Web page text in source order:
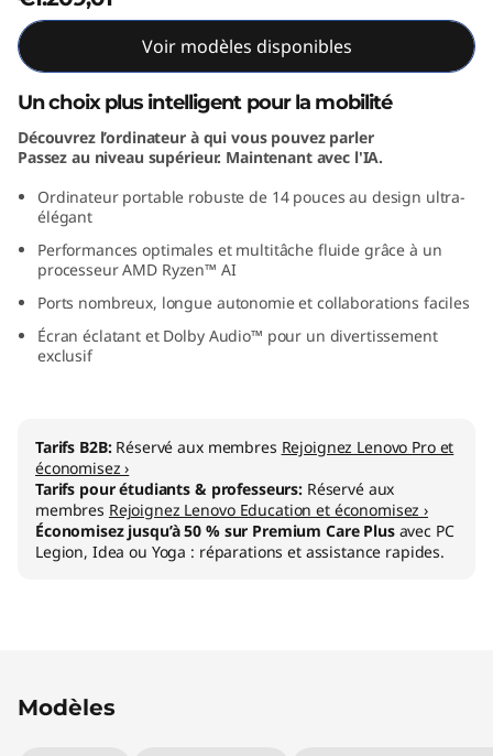
A
M
D
Voir modèles disponibles
Un choix plus intelligent pour la mobilité
Découvrez l’ordinateur à qui vous pouvez parler
Passez au niveau supérieur. Maintenant avec l'IA.
Ordinateur portable robuste de 14 pouces au design ultra-
élégant
Performances optimales et multitâche fluide grâce à un
processeur AMD Ryzen™ AI
Ports nombreux, longue autonomie et collaborations faciles
Écran éclatant et Dolby Audio™ pour un divertissement
exclusif
Tarifs B2B: Réservé aux membres Rejoignez Lenovo Pro et
économisez ›
Tarifs pour étudiants & professeurs: Réservé aux
membres Rejoignez Lenovo Education et économisez ›
Économisez jusqu’à 50 % sur Premium Care Plusavec PC
Legion, Idea ou Yoga : réparations et assistance rapides.
Modèles